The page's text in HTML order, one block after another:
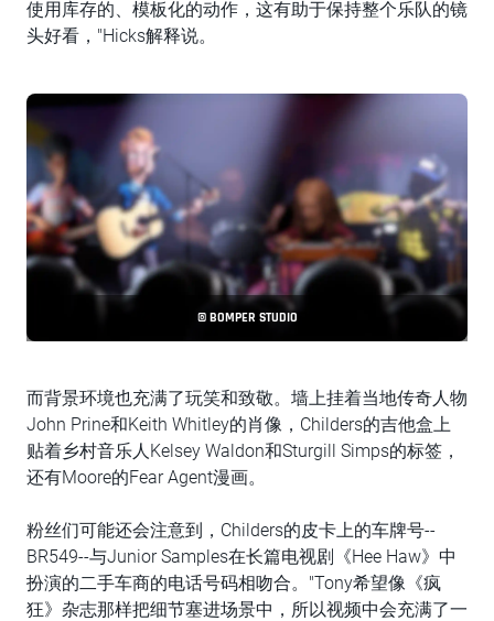
使用库存的、模板化的动作，这有助于保持整个乐队的镜
头好看，"Hicks解释说。
© BOMPER STUDIO
而背景环境也充满了玩笑和致敬。墙上挂着当地传奇人物
John Prine和Keith Whitley的肖像，Childers的吉他盒上
贴着乡村音乐人Kelsey Waldon和Sturgill Simps的标签，
还有Moore的Fear Agent漫画。
粉丝们可能还会注意到，Childers的皮卡上的车牌号--
BR549--与Junior Samples在长篇电视剧《Hee Haw》中
扮演的二手车商的电话号码相吻合。"Tony希望像《疯
狂》杂志那样把细节塞进场景中，所以视频中会充满了一